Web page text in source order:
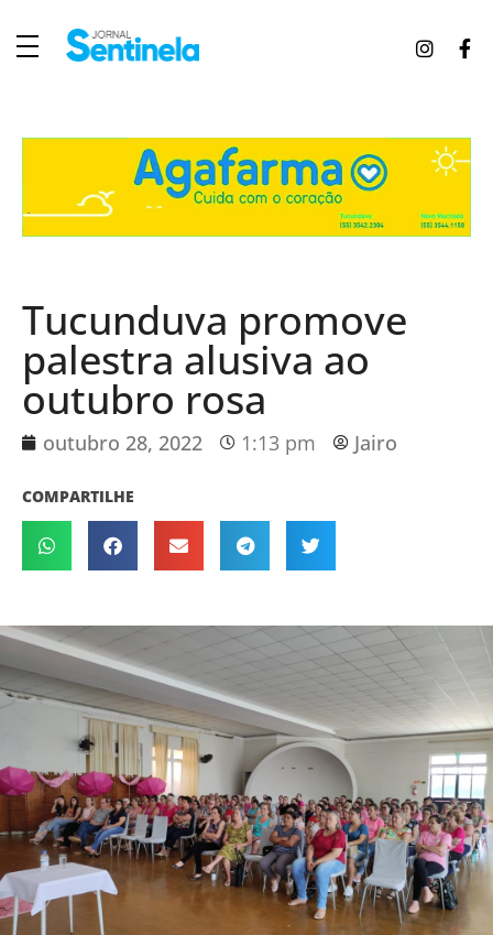
Tucunduva promove
palestra alusiva ao
outubro rosa
outubro 28, 2022 1:13 pm Jairo
COMPARTILHE